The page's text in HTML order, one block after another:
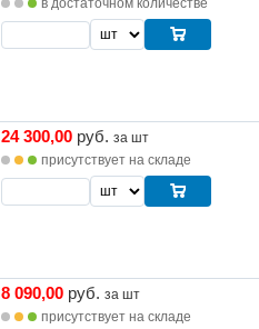
в достаточном количестве
24 300,00 руб. за шт
присутствует на складе
8 090,00 руб. за шт
присутствует на складе